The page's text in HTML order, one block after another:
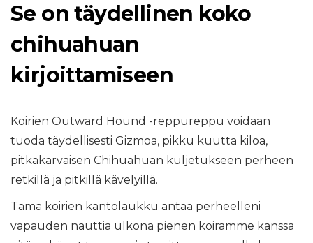
Se on täydellinen koko
chihuahuan
kirjoittamiseen
Koirien Outward Hound -reppureppu voidaan
tuoda täydellisesti Gizmoa, pikku kuutta kiloa,
pitkäkarvaisen Chihuahuan kuljetukseen perheen
retkillä ja pitkillä kävelyillä.
Tämä koirien kantolaukku antaa perheelleni
vapauden nauttia ulkona pienen koiramme kanssa